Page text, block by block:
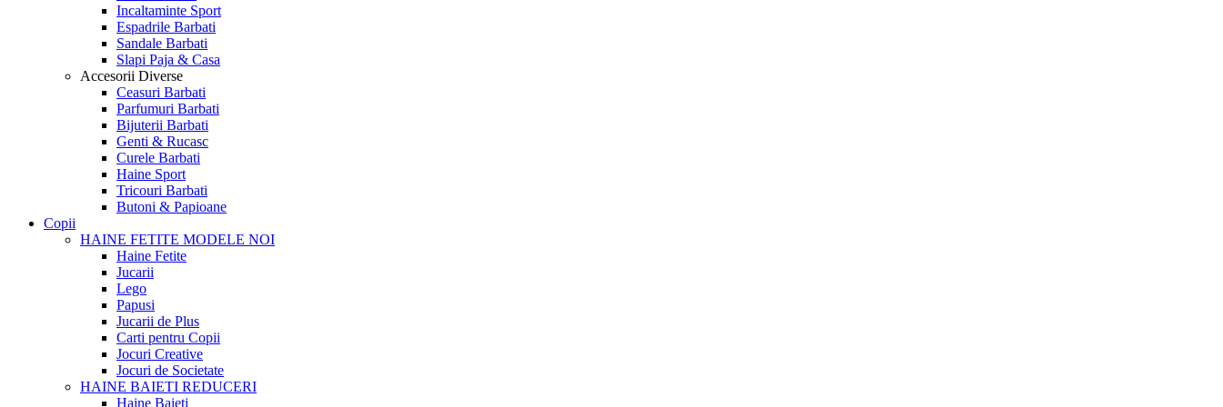
Incaltaminte Sport
Espadrile Barbati
Sandale Barbati
Slapi Paja & Casa
Accesorii Diverse
Ceasuri Barbati
Parfumuri Barbati
Bijuterii Barbati
Genti & Rucasc
Curele Barbati
Haine Sport
Tricouri Barbati
Butoni & Papioane
Copii
HAINE FETITE MODELE NOI
Haine Fetite
Jucarii
Lego
Papusi
Jucarii de Plus
Carti pentru Copii
Jocuri Creative
Jocuri de Societate
HAINE BAIETI REDUCERI
Haine Baieti